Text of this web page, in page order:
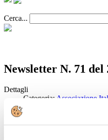
Cerca...
Newsletter N. 71 del
Dettagli
Categoria: Associazione